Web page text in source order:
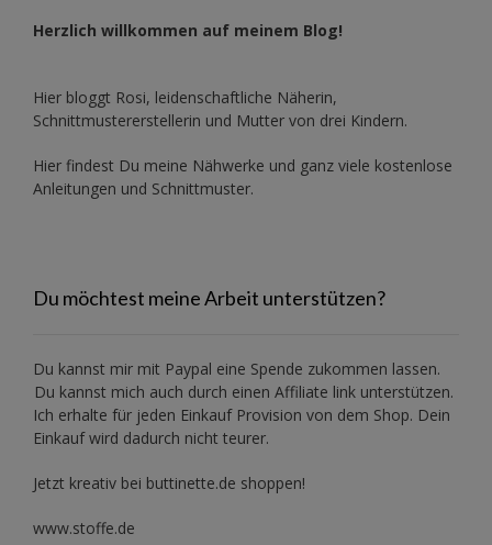
Herzlich willkommen auf meinem Blog!
Hier bloggt Rosi, leidenschaftliche Näherin,
Schnittmustererstellerin und Mutter von drei Kindern.
Hier findest Du meine Nähwerke und ganz viele kostenlose
Anleitungen und Schnittmuster.
Du möchtest meine Arbeit unterstützen?
Du kannst mir mit Paypal eine Spende zukommen lassen.
Du kannst mich auch durch einen Affiliate link unterstützen.
Ich erhalte für jeden Einkauf Provision von dem Shop. Dein
Einkauf wird dadurch nicht teurer.
Jetzt kreativ bei buttinette.de shoppen!
www.stoffe.de